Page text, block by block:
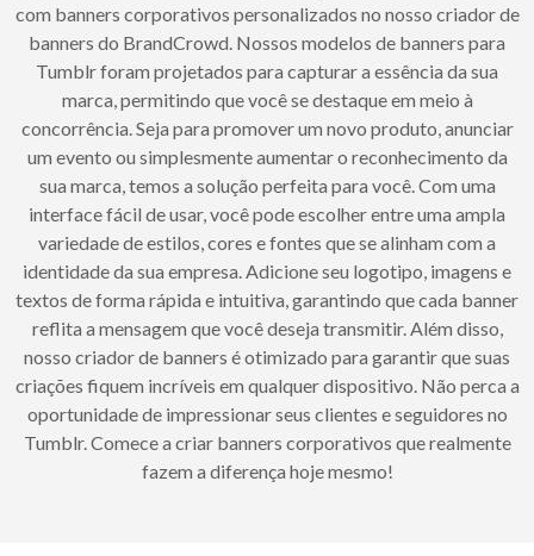
com banners corporativos personalizados no nosso criador de
banners do BrandCrowd. Nossos modelos de banners para
Tumblr foram projetados para capturar a essência da sua
marca, permitindo que você se destaque em meio à
concorrência. Seja para promover um novo produto, anunciar
um evento ou simplesmente aumentar o reconhecimento da
sua marca, temos a solução perfeita para você. Com uma
interface fácil de usar, você pode escolher entre uma ampla
variedade de estilos, cores e fontes que se alinham com a
identidade da sua empresa. Adicione seu logotipo, imagens e
textos de forma rápida e intuitiva, garantindo que cada banner
reflita a mensagem que você deseja transmitir. Além disso,
nosso criador de banners é otimizado para garantir que suas
criações fiquem incríveis em qualquer dispositivo. Não perca a
oportunidade de impressionar seus clientes e seguidores no
Tumblr. Comece a criar banners corporativos que realmente
fazem a diferença hoje mesmo!